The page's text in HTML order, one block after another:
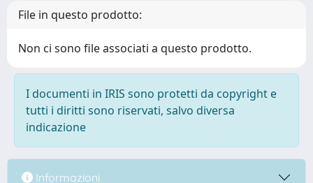
File in questo prodotto:
Non ci sono file associati a questo prodotto.
I documenti in IRIS sono protetti da copyright e
tutti i diritti sono riservati, salvo diversa
indicazione
Informazioni